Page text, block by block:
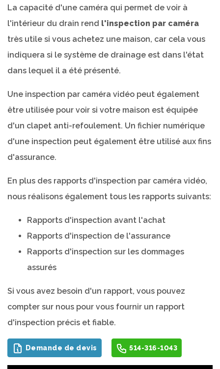
La capacité d'une caméra qui permet de voir à
l'intérieur du drain rend l'inspection par caméra
très utile si vous achetez une maison, car cela vous
indiquera si le système de drainage est dans l'état
dans lequel il a été présenté.
Une inspection par caméra vidéo peut également
être utilisée pour voir si votre maison est équipée
d'un clapet anti-refoulement. Un fichier numérique
d'une inspection peut également être utilisé aux fins
d'assurance.
En plus des rapports d'inspection par caméra vidéo,
nous réalisons également tous les rapports suivants:
Rapports d'inspection avant l'achat
Rapports d'inspection de l'assurance
Rapports d'inspection sur les dommages
assurés
Si vous avez besoin d'un rapport, vous pouvez
compter sur nous pour vous fournir un rapport
d'inspection précis et fiable.
Demande de devis 514-316-1043